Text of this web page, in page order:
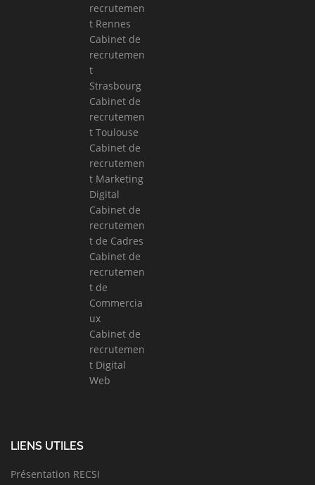
recrutemen
t Rennes
Cabinet de
recrutemen
t
Strasbourg
Cabinet de
recrutemen
t Toulouse
Cabinet de
recrutemen
t Marketing
Digital
Cabinet de
recrutemen
t de Cadres
Cabinet de
recrutemen
t de
Commercia
ux
Cabinet de
recrutemen
t Digital
Web
LIENS UTILES
Présentation RECSI